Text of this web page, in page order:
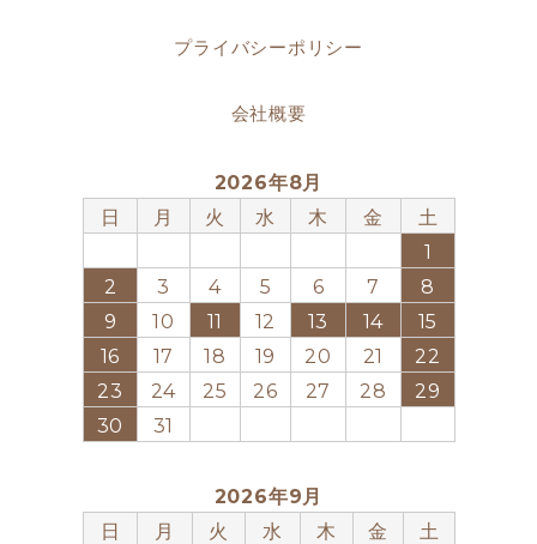
プライバシーポリシー
会社概要
2026年8月
日
月 火 水 木 金
土
1
2
3 4 5 6 7
8
9
10 11 12 13 14
15
16
17 18 19 20 21
22
23
24 25 26 27 28
29
30
31
2026年9月
日
月 火 水 木 金 土